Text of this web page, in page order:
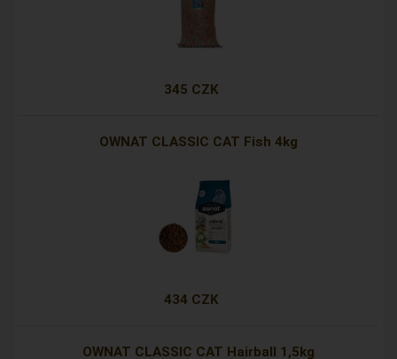
345 CZK
OWNAT CLASSIC CAT Fish 4kg
434 CZK
OWNAT CLASSIC CAT Hairball 1,5kg